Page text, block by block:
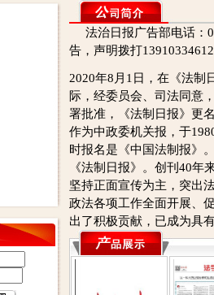
法治日报广告部电话：
告，声明拨打
2020年8月1日，在《法制
际，经委员会、司法同意
署批准，《法制日报》更
作为中政委机关报，于
时报名是《中国法制报》
《法制日报》。创刊40年
坚持正面宣传为主，突出
政法各项工作全面开展、
出了积极贡献，已成为具